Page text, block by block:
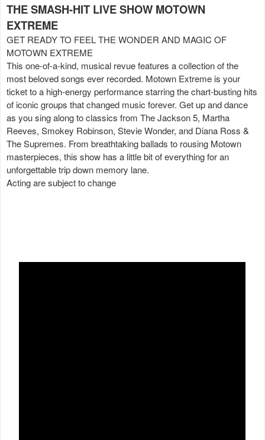
THE SMASH-HIT LIVE SHOW MOTOWN
EXTREME
GET READY TO FEEL THE WONDER AND MAGIC OF
MOTOWN EXTREME
This one-of-a-kind, musical revue features a collection of the
most beloved songs ever recorded. Motown Extreme is your
ticket to a high-energy performance starring the chart-busting hits
of iconic groups that changed music forever. Get up and dance
as you sing along to classics from The Jackson 5, Martha
Reeves, Smokey Robinson, Stevie Wonder, and Diana Ross &
The Supremes. From breathtaking ballads to rousing Motown
masterpieces, this show has a little bit of everything for an
unforgettable trip down memory lane.
Acting are subject to change